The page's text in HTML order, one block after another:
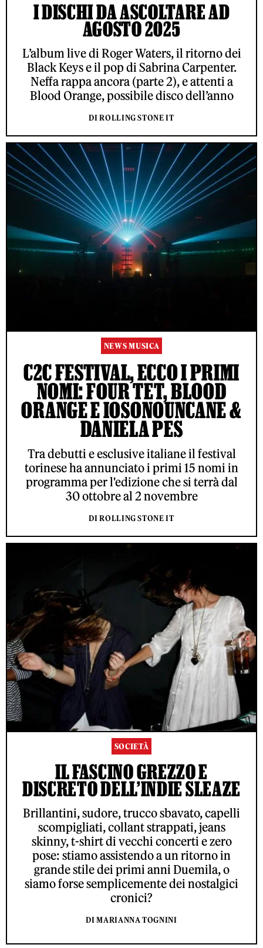
I DISCHI DA ASCOLTARE AD
AGOSTO 2025
L’album live di Roger Waters, il ritorno dei
Black Keys e il pop di Sabrina Carpenter.
Neffa rappa ancora (parte 2), e attenti a
Blood Orange, possibile disco dell’anno
DI ROLLING STONE IT
NEWS MUSICA
C2C FESTIVAL, ECCO I PRIMI
NOMI: FOUR TET, BLOOD
ORANGE E IOSONOUNCANE &
DANIELA PES
Tra debutti e esclusive italiane il festival
torinese ha annunciato i primi 15 nomi in
programma per l'edizione che si terrà dal
30 ottobre al 2 novembre
DI ROLLING STONE IT
SOCIETÀ
IL FASCINO GREZZO E
DISCRETO DELL’INDIE SLEAZE
Brillantini, sudore, trucco sbavato, capelli
scompigliati, collant strappati, jeans
skinny, t-shirt di vecchi concerti e zero
pose: stiamo assistendo a un ritorno in
grande stile dei primi anni Duemila, o
siamo forse semplicemente dei nostalgici
cronici?
DI MARIANNA TOGNINI